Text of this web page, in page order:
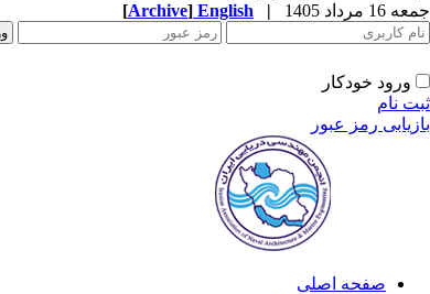
جمعه 16 مرداد 1405 |
English
[Archive]
ورود خودکار
ثبت نام
بازیابی رمز عبور
صفحه اصلی